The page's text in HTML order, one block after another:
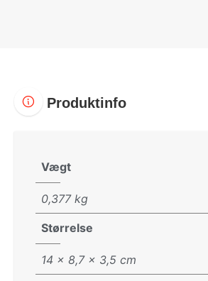
Produktinfo
Vægt
0,377 kg
Størrelse
14 × 8,7 × 3,5 cm